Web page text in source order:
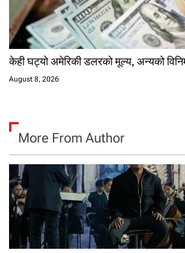
केही घट्यो अमेरिकी डलरको मूल्य, अन्यको
August 8, 2026
More From Author